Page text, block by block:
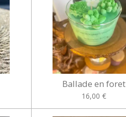
Ballade en foret
16,00 €